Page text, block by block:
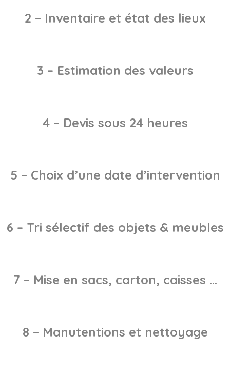
2 – Inventaire et état des lieux
3 – Estimation des valeurs
4 – Devis sous 24 heures
5 – Choix d’une date d’intervention
6 – Tri sélectif des objets & meubles
7 – Mise en sacs, carton, caisses …
8 – Manutentions et nettoyage